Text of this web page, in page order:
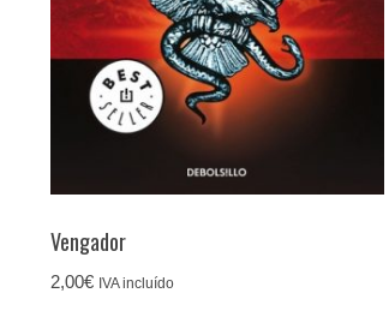
Vengador
2,00€ IVA incluído